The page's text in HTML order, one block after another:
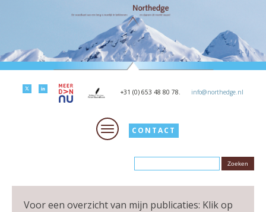
+31 (0) 653 48 80 78. info@northedge.nl
CONTACT
Voor een overzicht van mijn publicaties: Klik op